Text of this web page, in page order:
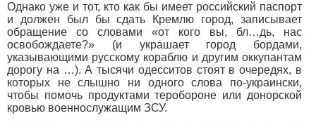
Однако уже и тот, кто как бы имеет российский паспорт
и должен был бы сдать Кремлю город, записывает
обращение со словами «от кого вы, бл…дь, нас
освобождаете?» (и украшает город бордами,
указывающими русскому кораблю и другим оккупантам
дорогу на …). А тысячи одесситов стоят в очередях, в
которых не слышно ни одного слова по-украински,
чтобы помочь продуктами теробороне или донорской
кровью военнослужащим ЗСУ.